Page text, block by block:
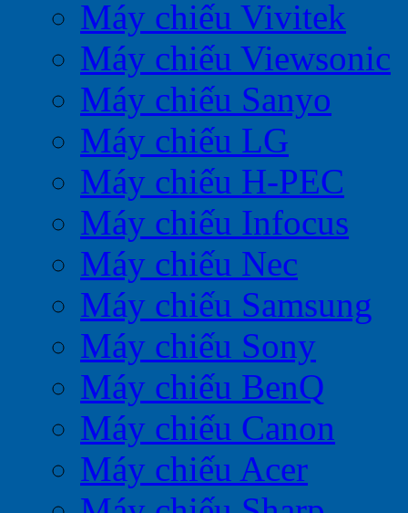
Máy chiếu Vivitek
Máy chiếu Viewsonic
Máy chiếu Sanyo
Máy chiếu LG
Máy chiếu H-PEC
Máy chiếu Infocus
Máy chiếu Nec
Máy chiếu Samsung
Máy chiếu Sony
Máy chiếu BenQ
Máy chiếu Canon
Máy chiếu Acer